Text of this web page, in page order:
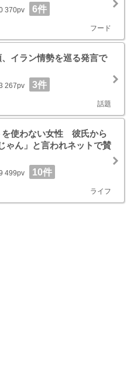
370pv 6件
フード
イラン情勢を巡る発言で
267pv 3件
話題
を使わない女性 彼氏から
ゃん」と言われネットで賛
499pv 10件
ライフ